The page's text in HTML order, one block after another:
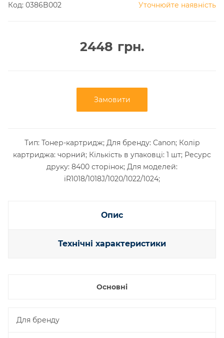
Код: 0386B002 Уточнюйте наявність
2448 грн.
Замовити
Тип: Тонер-картридж; Для бренду: Canon; Колір
картриджа: чорний; Кількість в упаковці: 1 шт; Ресурс
друку: 8400 сторінок; Для моделей:
iR1018/1018J/1020/1022/1024;
Опис
Технічні характеристики
Основні
Для бренду